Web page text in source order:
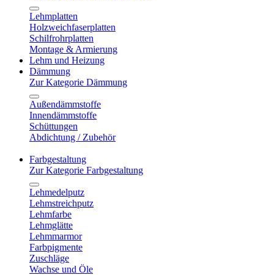
Lehmplatten
Holzweichfaserplatten
Schilfrohrplatten
Montage & Armierung
Lehm und Heizung
Dämmung
Zur Kategorie Dämmung
Außendämmstoffe
Innendämmstoffe
Schüttungen
Abdichtung / Zubehör
Farbgestaltung
Zur Kategorie Farbgestaltung
Lehmedelputz
Lehmstreichputz
Lehmfarbe
Lehmglätte
Lehmmarmor
Farbpigmente
Zuschläge
Wachse und Öle